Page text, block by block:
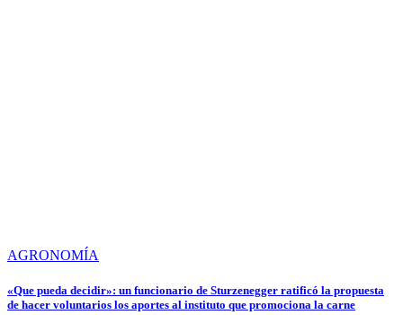
AGRONOMÍA
«Que pueda decidir»: un funcionario de Sturzenegger ratificó la propuesta
de hacer voluntarios los aportes al instituto que promociona la carne